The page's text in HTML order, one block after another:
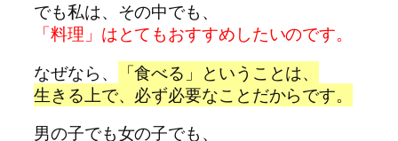
でも私は、その中でも、
「料理」はとてもおすすめしたいのです。
なぜなら、
「食べる」ということは、
生きる上で、必ず必要なことだからです。
男の子でも女の子でも、